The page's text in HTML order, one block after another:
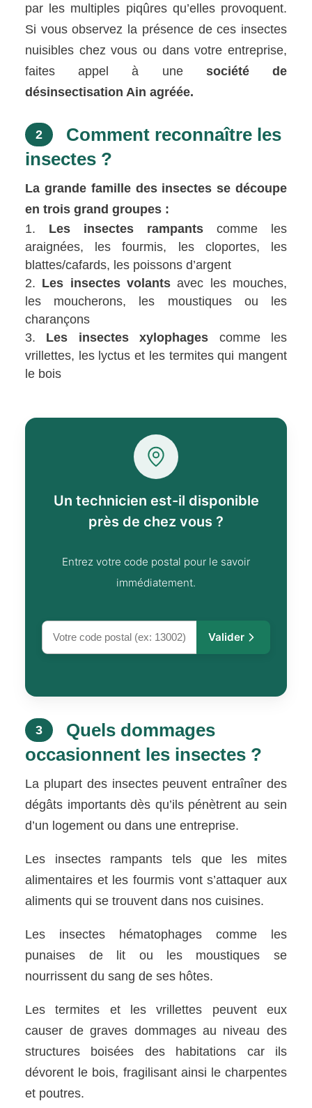
par les multiples piqûres qu’elles provoquent.
Si vous observez la présence de ces insectes
nuisibles chez vous ou dans votre entreprise,
faites appel à une société de
désinsectisation Ain agréée.
2
Comment reconnaître les
insectes ?
La grande famille des insectes se découpe
en trois grand groupes :
Les insectes rampants comme les
araignées, les fourmis, les cloportes, les
blattes/cafards, les poissons d’argent
Les insectes volants avec les mouches,
les moucherons, les moustiques ou les
charançons
Les insectes xylophages comme les
vrillettes, les lyctus et les termites qui mangent
le bois
Un technicien est-il disponible
près de chez vous ?
Entrez votre code postal pour le savoir
immédiatement.
Valider
3
Quels dommages
occasionnent les insectes ?
La plupart des insectes peuvent entraîner des
dégâts importants dès qu’ils pénètrent au sein
d’un logement ou dans une entreprise.
Les insectes rampants tels que les mites
alimentaires et les fourmis vont s’attaquer aux
aliments qui se trouvent dans nos cuisines.
Les insectes hématophages comme les
punaises de lit ou les moustiques se
nourrissent du sang de ses hôtes.
Les termites et les vrillettes peuvent eux
causer de graves dommages au niveau des
structures boisées des habitations car ils
dévorent le bois, fragilisant ainsi le charpentes
et poutres.